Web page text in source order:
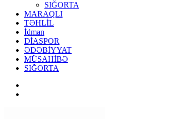
SIĞORTA
MARAQLI
TƏHLİL
İdman
DİASPOR
ƏDƏBİYYAT
MÜSAHİBƏ
SIĞORTA